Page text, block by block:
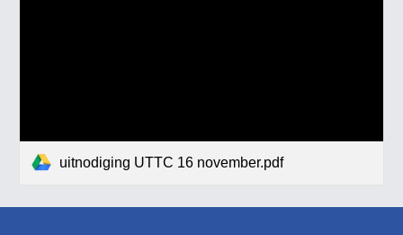
uitnodiging UTTC 16 november.pdf